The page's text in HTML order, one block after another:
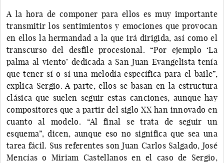
A la hora de componer para ellos es muy importante
transmitir los sentimientos y emociones que provocan
en ellos la hermandad a la que irá dirigida, así como el
transcurso del desfile procesional. “Por ejemplo ‘La
palma al viento’ dedicada a San Juan Evangelista tenía
que tener sí o sí una melodía específica para el baile”,
explica Sergio. A parte, ellos se basan en la estructura
clásica que suelen seguir estas canciones, aunque hay
compositores que a partir del siglo XX han innovado en
cuanto al modelo. “Al final se trata de seguir un
esquema”, dicen, aunque eso no significa que sea una
tarea fácil. Sus referentes son Juan Carlos Salgado, José
Mencías o Miriam Castellanos en el caso de Sergio,